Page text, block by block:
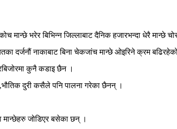
मान्छे भरेर बिभिन्न जिल्लाबाट दैनिक हजारभन्दा धेरै मान्छे
दर्जनौं नाकाबाट बिना चेकजांच मान्छे ओइरिने क्रम
कुनै कडाइ छैन ।
दुरी कसैले पनि पालना गरेका छैनन् ।
मान्छेहरु जोडिएर बसेका छन् ।